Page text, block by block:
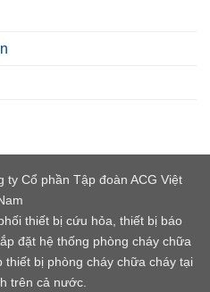
Cổ phần Tập đoàn ACG Việt
thiết bị cứu hỏa, thiết bị báo
đặt hệ thống phòng cháy chữa
thiết bị phòng cháy chữa cháy tại
trên cả nước.